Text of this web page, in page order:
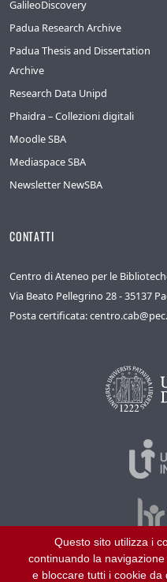
GalileoDiscovery
Padua Research Archive
Padua Thesis and Dissertation
Archive
Research Data Unipd
Phaidra – Collezioni digitali
Moodle SBA
Mediaspace SBA
Newsletter NewSBA
CONTATTI
Centro di Ateneo per le
Via Beato Pellegrino 28 - 35137
Posta certificata:
©2026Università di
Questo sito utilizza i
continuando la
e bloccare tutti i cookie